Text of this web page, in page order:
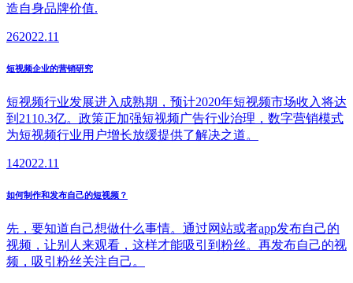
造自身品牌价值.
262022.11
短视频企业的营销研究
短视频行业发展进入成熟期，预计2020年短视频市场收入将达
到2110.3亿。政策正加强短视频广告行业治理，数字营销模式
为短视频行业用户增长放缓提供了解决之道。
142022.11
如何制作和发布自己的短视频？
先，要知道自己想做什么事情。通过网站或者app发布自己的
视频，让别人来观看，这样才能吸引到粉丝。再发布自己的视
频，吸引粉丝关注自己。